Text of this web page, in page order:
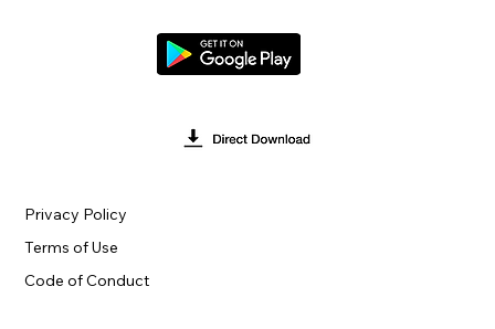
Terms of Use
Privacy Policy
Code of Conduct